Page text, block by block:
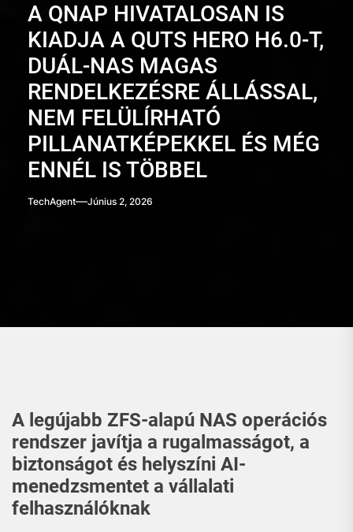
A QNAP HIVATALOSAN IS
KIADJA A QUTS HERO H6.0-T,
DUÁL-NAS MAGAS
RENDELKEZÉSRE ÁLLÁSSAL,
NEM FELÜLÍRHATÓ
PILLANATKÉPEKKEL ÉS MÉG
ENNÉL IS TÖBBEL
TechAgent Június 2, 2026
A legújabb ZFS-alapú NAS operációs
rendszer javítja a rugalmasságot, a
biztonságot és helyszíni AI-
menedzsmentet a vállalati
felhasználóknak